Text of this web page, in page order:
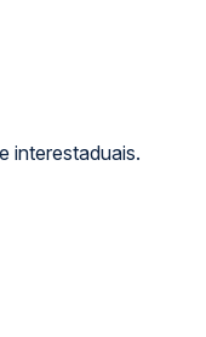
interestaduais.